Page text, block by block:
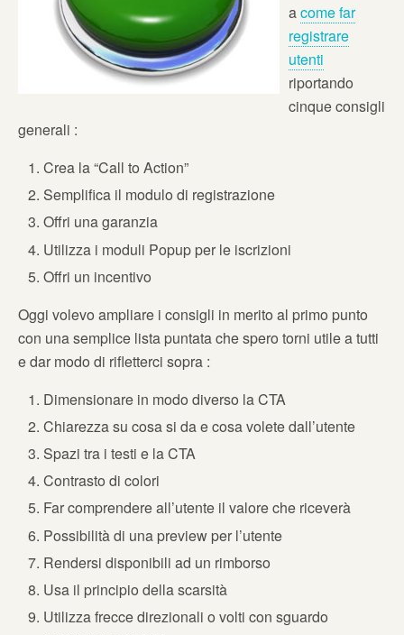
acome far
registrare
utenti
riportando
cinque consigli
generali :
Crea la “Call to Action”
Semplifica il modulo di registrazione
Offri una garanzia
Utilizza i moduli Popup per le iscrizioni
Offri un incentivo
Oggi volevo ampliare i consigli in merito al primo punto
con una semplice lista puntata che spero torni utile a tutti
e dar modo di rifletterci sopra :
Dimensionare in modo diverso la CTA
Chiarezza su cosa si da e cosa volete dall’utente
Spazi tra i testi e la CTA
Contrasto di colori
Far comprendere all’utente il valore che riceverà
Possibilità di una preview per l’utente
Rendersi disponibili ad un rimborso
Usa il principio della scarsità
Utilizza frecce direzionali o volti con sguardo